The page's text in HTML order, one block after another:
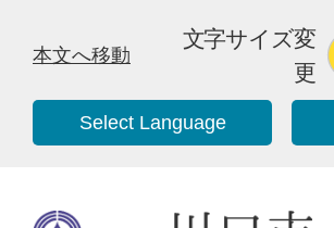
本文へ移動
文字サイズ変
更
Select Language